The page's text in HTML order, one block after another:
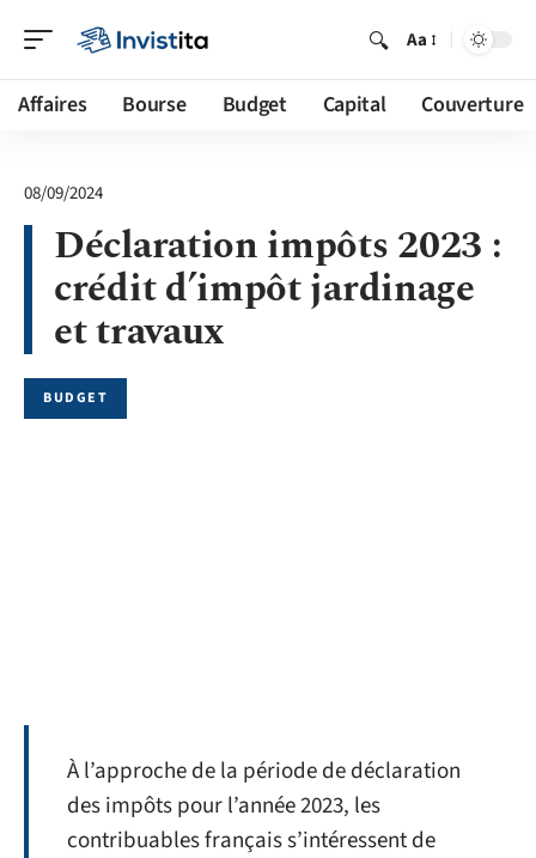
Aa
Affaires Bourse Budget Capital Couverture
08/09/2024
Déclaration impôts 2023 :
crédit d’impôt jardinage
et travaux
BUDGET
À l’approche de la période de déclaration
des impôts pour l’année 2023, les
contribuables français s’intéressent de